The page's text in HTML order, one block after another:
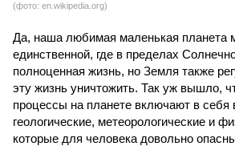
(фото: en.wikipedia.org)
Да, наша любимая маленькая планета
единственной, где в пределах
полноценная жизнь, но Земля также
эту жизнь уничтожить. Так уж вышло,
процессы на планете включают в себя
геологические, метеорологические и
которые для человека довольно